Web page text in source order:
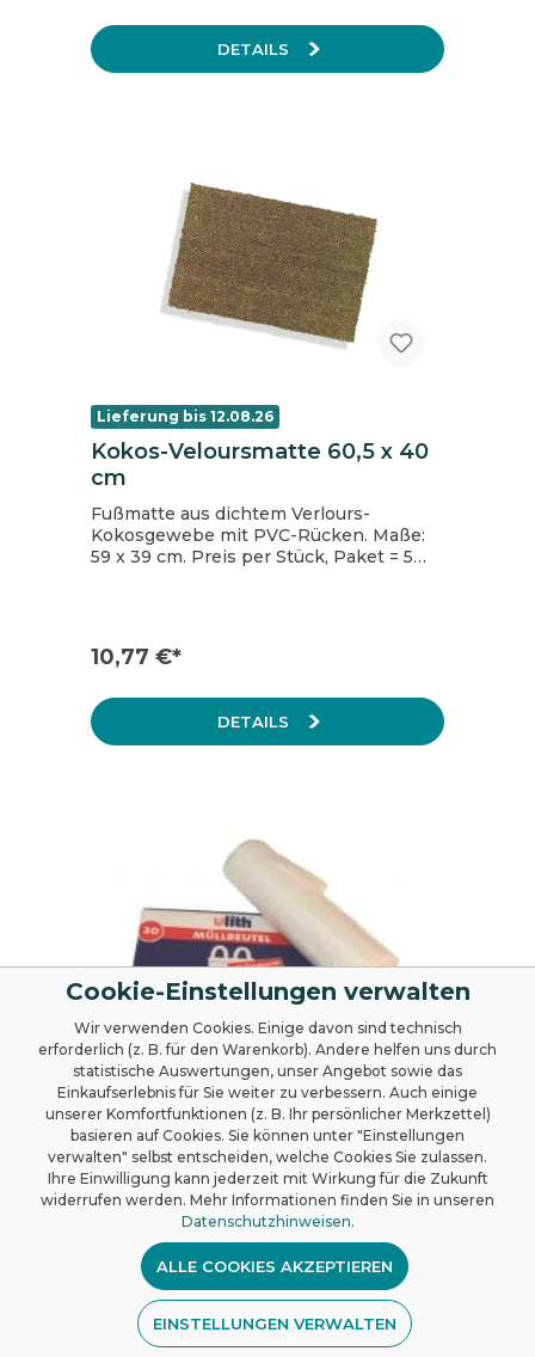
DETAILS
Lieferung bis 12.08.26
Kokos-Veloursmatte 60,5 x 40
cm
Fußmatte aus dichtem Verlours-
Kokosgewebe mit PVC-Rücken. Maße:
59 x 39 cm. Preis per Stück, Paket = 5
10,77 €*
DETAILS
Aktuell nicht lieferbar
Ulith Müllbeutel 60-Liter
transparent, mit Tragegriff, 65
x 80 cm
Stabiler Müllbeutel aus Hochdruck-
Polyethylen (HDPE), Mit praktischen
Tragegriffen zur einfachen Entnahme
und Transportierung,
Fassungsvermögen von 60 Liter, Größe:
65 x 80 cm, transparenter Abfallbeutel, 9
my Stärke
0,99 €*
Cookie-Einstellungen verwalten
Wir verwenden Cookies. Einige davon sind technisch
erforderlich (z. B. für den Warenkorb). Andere helfen uns durch
statistische Auswertungen, unser Angebot sowie das
Einkaufserlebnis für Sie weiter zu verbessern. Auch einige
unserer Komfortfunktionen (z. B. Ihr persönlicher Merkzettel)
basieren auf Cookies. Sie können unter "Einstellungen
verwalten" selbst entscheiden, welche Cookies Sie zulassen.
Ihre Einwilligung kann jederzeit mit Wirkung für die Zukunft
widerrufen werden. Mehr Informationen finden Sie in unseren
Datenschutzhinweisen.
ALLE COOKIES AKZEPTIEREN
EINSTELLUNGEN VERWALTEN